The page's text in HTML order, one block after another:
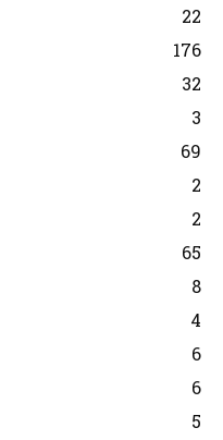
22
176
32
3
69
2
2
65
8
4
6
6
5